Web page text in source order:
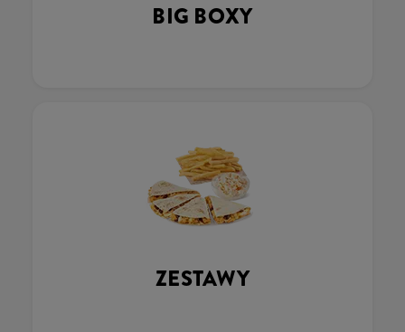
BIG BOXY
ZESTAWY